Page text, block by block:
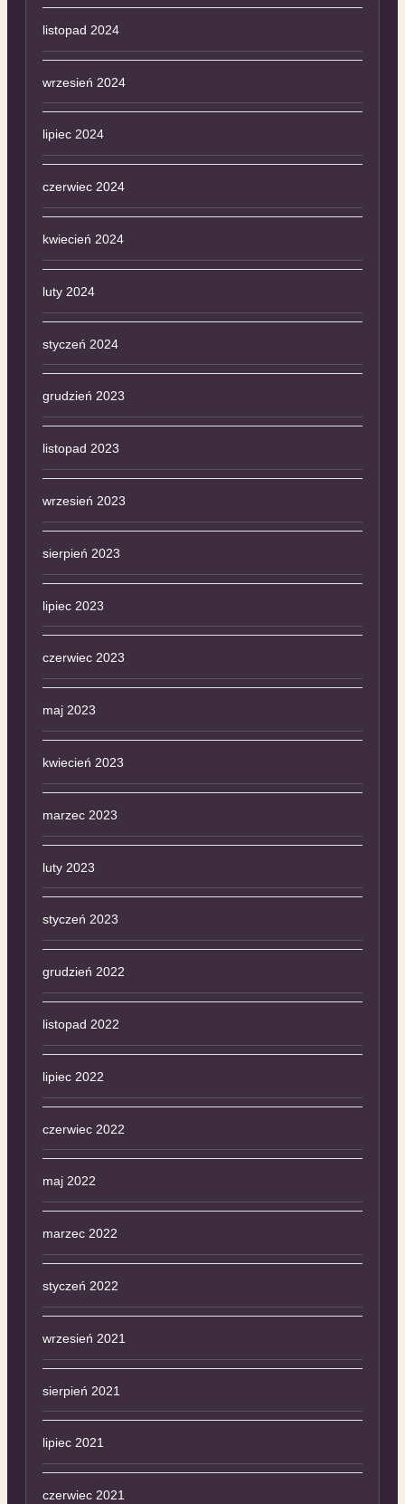
listopad 2024
wrzesień 2024
lipiec 2024
czerwiec 2024
kwiecień 2024
luty 2024
styczeń 2024
grudzień 2023
listopad 2023
wrzesień 2023
sierpień 2023
lipiec 2023
czerwiec 2023
maj 2023
kwiecień 2023
marzec 2023
luty 2023
styczeń 2023
grudzień 2022
listopad 2022
lipiec 2022
czerwiec 2022
maj 2022
marzec 2022
styczeń 2022
wrzesień 2021
sierpień 2021
lipiec 2021
czerwiec 2021